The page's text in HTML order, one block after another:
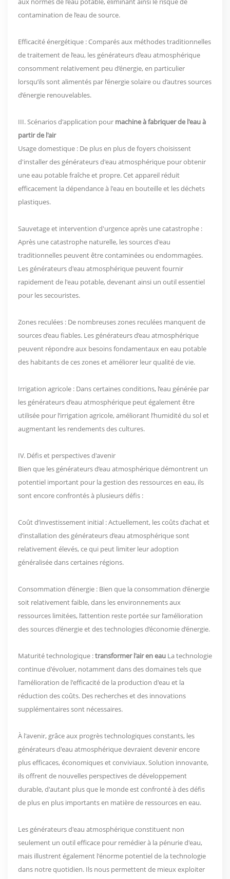
contamination de l’eau de source.
Efficacité énergétique : Comparés aux méthodes traditionnelles
de traitement de l’eau, les générateurs d’eau atmosphérique
consomment relativement peu d’énergie, en particulier
lorsqu’ils sont alimentés par l’énergie solaire ou d’autres sources
d’énergie renouvelables.
III. Scénarios d'application pour machine à fabriquer de l'eau à
partir de l'air
Usage domestique : De plus en plus de foyers choisissent
d'installer des générateurs d'eau atmosphérique pour obtenir
une eau potable fraîche et propre. Cet appareil réduit
efficacement la dépendance à l'eau en bouteille et les déchets
plastiques.
Sauvetage et intervention d'urgence après une catastrophe :
Après une catastrophe naturelle, les sources d'eau
traditionnelles peuvent être contaminées ou endommagées.
Les générateurs d'eau atmosphérique peuvent fournir
rapidement de l'eau potable, devenant ainsi un outil essentiel
pour les secouristes.
Zones reculées : De nombreuses zones reculées manquent de
sources d’eau fiables. Les générateurs d’eau atmosphérique
peuvent répondre aux besoins fondamentaux en eau potable
des habitants de ces zones et améliorer leur qualité de vie.
Irrigation agricole : Dans certaines conditions, l’eau générée par
les générateurs d’eau atmosphérique peut également être
utilisée pour l’irrigation agricole, améliorant l’humidité du sol et
augmentant les rendements des cultures.
IV. Défis et perspectives d'avenir
Bien que les générateurs d’eau atmosphérique démontrent un
potentiel important pour la gestion des ressources en eau, ils
sont encore confrontés à plusieurs défis :
Coût d’investissement initial : Actuellement, les coûts d’achat et
d’installation des générateurs d’eau atmosphérique sont
relativement élevés, ce qui peut limiter leur adoption
généralisée dans certaines régions.
Consommation d’énergie : Bien que la consommation d’énergie
soit relativement faible, dans les environnements aux
ressources limitées, l’attention reste portée sur l’amélioration
des sources d’énergie et des technologies d’économie d’énergie.
Maturité technologique :transformer l'air en eau La technologie
continue d'évoluer, notamment dans des domaines tels que
l'amélioration de l'efficacité de la production d'eau et la
réduction des coûts. Des recherches et des innovations
supplémentaires sont nécessaires.
À l'avenir, grâce aux progrès technologiques constants, les
générateurs d'eau atmosphérique devraient devenir encore
plus efficaces, économiques et conviviaux. Solution innovante,
ils offrent de nouvelles perspectives de développement
durable, d'autant plus que le monde est confronté à des défis
de plus en plus importants en matière de ressources en eau.
Les générateurs d'eau atmosphérique constituent non
seulement un outil efficace pour remédier à la pénurie d'eau,
mais illustrent également l'énorme potentiel de la technologie
dans notre quotidien. Ils nous permettent de mieux exploiter